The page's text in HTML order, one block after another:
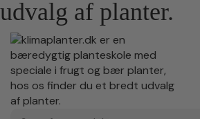
udvalg af planter.